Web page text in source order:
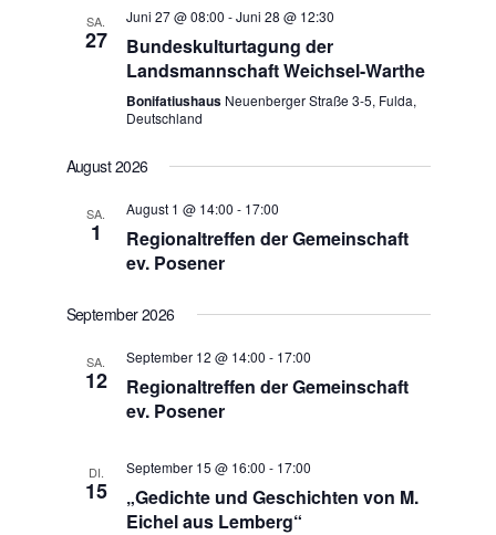
SA.
27
Juni 27 @ 08:00 -Juni 28 @ 12:30
Bundeskulturtagung der
Landsmannschaft Weichsel-Warthe
Bonifatiushaus Neuenberger Straße 3-5, Fulda,
Deutschland
August 2026
SA.
1
August 1 @ 14:00 - 17:00
Regionaltreffen der Gemeinschaft
ev. Posener
September 2026
SA.
12
September 12 @ 14:00 - 17:00
Regionaltreffen der Gemeinschaft
ev. Posener
DI.
15
September 15 @ 16:00 - 17:00
„Gedichte und Geschichten von M.
Eichel aus Lemberg“